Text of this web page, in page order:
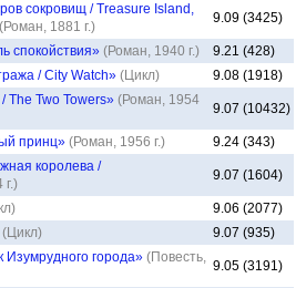
сокровищ / Treasure Island,
(Роман, 1881 г.)
9.09 (3425)
спокойствия» (Роман, 1940 г.)
9.21 (428)
/ City Watch» (Цикл)
9.08 (1918)
The Two Towers» (Роман, 1954
9.07 (10432)
принц» (Роман, 1956 г.)
9.24 (343)
королева /
г.)
9.07 (1604)
9.06 (2077)
(Цикл)
9.07 (935)
города» (Повесть,
9.05 (3191)